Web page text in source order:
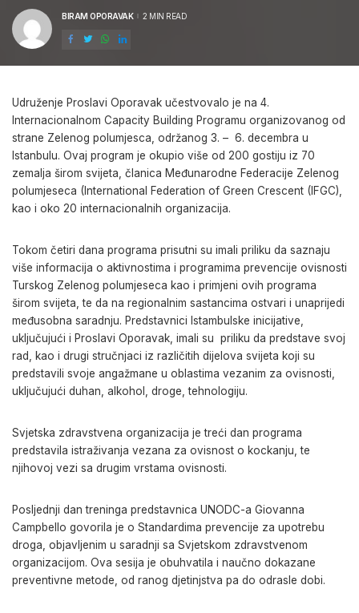
POSTED
BIRAM OPORAVAK 2 MIN READ
Udruženje Proslavi Oporavak učestvovalo je na 4.
Internacionalnom Capacity Building Programu organizovanog od
strane Zelenog polumjesca, održanog 3. – 6. decembra u
Istanbulu. Ovaj program je okupio više od 200 gostiju iz 70
zemalja širom svijeta, članica Međunarodne Federacije Zelenog
polumjeseca (International Federation of Green Crescent (IFGC),
kao i oko 20 internacionalnih organizacija.
Tokom četiri dana programa prisutni su imali priliku da saznaju
više informacija o aktivnostima i programima prevencije ovisnosti
Turskog Zelenog polumjeseca kao i primjeni ovih programa
širom svijeta, te da na regionalnim sastancima ostvari i unaprijedi
međusobna saradnju. Predstavnici Istambulske inicijative,
uključujući i Proslavi Oporavak, imali su priliku da predstave svoj
rad, kao i drugi stručnjaci iz različitih dijelova svijeta koji su
predstavili svoje angažmane u oblastima vezanim za ovisnosti,
uključujući duhan, alkohol, droge, tehnologiju.
Svjetska zdravstvena organizacija je treći dan programa
predstavila istraživanja vezana za ovisnost o kockanju, te
njihovoj vezi sa drugim vrstama ovisnosti.
Posljednji dan treninga predstavnica UNODC-a Giovanna
Campbello govorila je o Standardima prevencije za upotrebu
droga, objavljenim u saradnji sa Svjetskom zdravstvenom
organizacijom. Ova sesija je obuhvatila i naučno dokazane
preventivne metode, od ranog djetinjstva pa do odrasle dobi.